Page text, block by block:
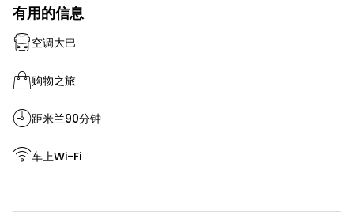
有用的信息
空调大巴
购物之旅
距米兰90分钟
车上Wi-Fi